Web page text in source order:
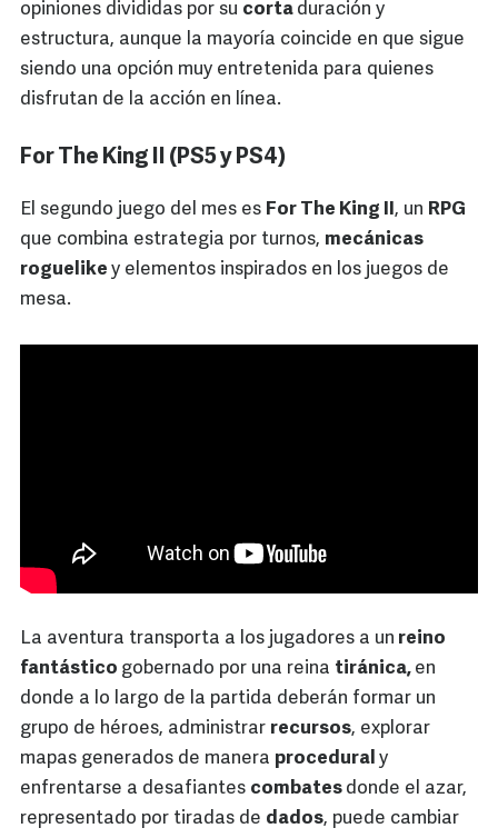
opiniones divididas por su corta duración y
estructura, aunque la mayoría coincide en que sigue
siendo una opción muy entretenida para quienes
disfrutan de la acción en línea.
For The King II (PS5 y PS4)
El segundo juego del mes es For The King II, un RPG
que combina estrategia por turnos, mecánicas
roguelike y elementos inspirados en los juegos de
mesa.
La aventura transporta a los jugadores a un reino
fantástico gobernado por una reina tiránica, en
donde a lo largo de la partida deberán formar un
grupo de héroes, administrar recursos, explorar
mapas generados de manera procedural y
enfrentarse a desafiantes combates donde el azar,
representado por tiradas de dados, puede cambiar